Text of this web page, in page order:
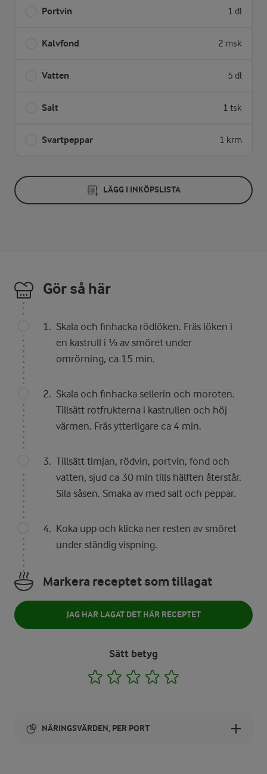
Portvin 1 dl
Kalvfond 2 msk
Vatten 5 dl
Salt 1 tsk
Svartpeppar 1 krm
LÄGG I INKÖPSLISTA
Gör så här
Skala och finhacka rödlöken. Fräs löken i
en kastrull i ⅓ av smöret under
omrörning, ca 15 min.
Skala och finhacka sellerin och moroten.
Tillsätt rotfrukterna i kastrullen och höj
värmen. Fräs ytterligare ca 4 min.
Tillsätt timjan, rödvin, portvin, fond och
vatten, sjud ca 30 min tills hälften återstår.
Sila såsen. Smaka av med salt och peppar.
Koka upp och klicka ner resten av smöret
under ständig vispning.
Markera receptet som tillagat
JAG HAR LAGAT DET HÄR RECEPTET
Sätt betyg
1 2 3 4
NÄRINGSVÄRDEN, PER PORT